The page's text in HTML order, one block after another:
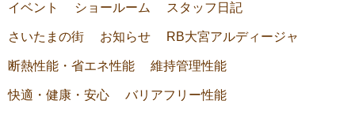
イベント ショールーム スタッフ日記
さいたまの街 お知らせ RB大宮アルディージャ
断熱性能・省エネ性能 維持管理性能
快適・健康・安心 バリアフリー性能